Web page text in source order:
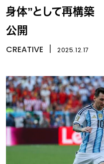
身体”として再構
公開
CREATIVE 2025.12.17